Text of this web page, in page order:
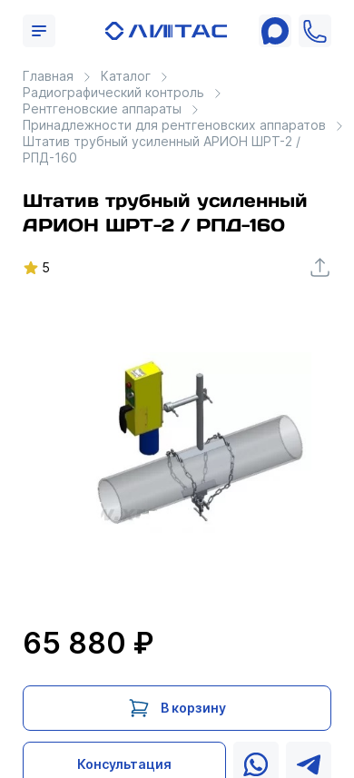
Главная
Каталог
Радиографический контроль
Рентгеновские аппараты
Принадлежности для рентгеновских аппаратов
Штатив трубный усиленный АРИОН ШРТ-2 /
РПД-160
Штатив трубный усиленный
АРИОН ШРТ-2 / РПД-160
5
65 880 ₽
В корзину
Консультация